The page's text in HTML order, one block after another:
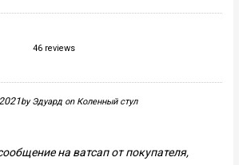
46 reviews
byЭдуард on Коленный стул
на ватсап от покупателя,